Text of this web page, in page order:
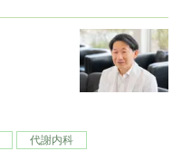
代謝内科